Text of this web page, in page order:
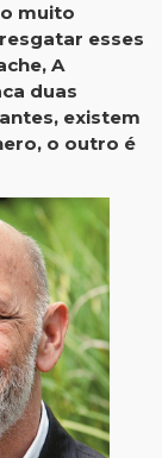
muito
esses
A
duas
existem
o outro é